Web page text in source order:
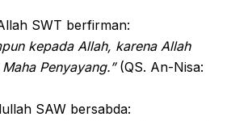
SWT berfirman:
kepada Allah, karena Allah
Penyayang.”(QS. An-Nisa:
SAW bersabda: